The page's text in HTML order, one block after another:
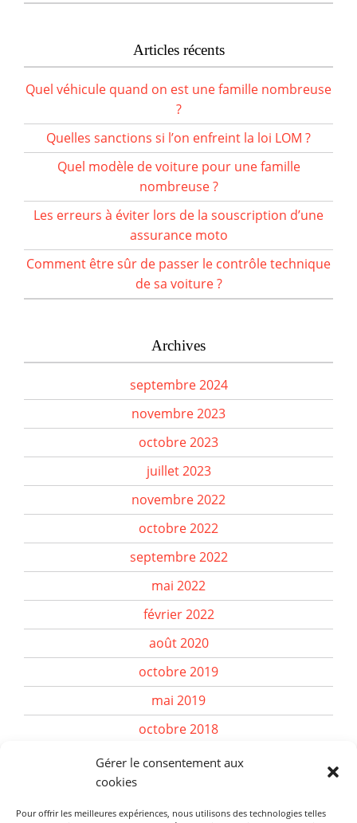
Gérer le consentement aux
cookies
Pour offrir les meilleures expériences, nous utilisons des technologies telles
Articles récents
Quel véhicule quand on est une famille nombreuse
?
Quelles sanctions si l’on enfreint la loi LOM ?
Quel modèle de voiture pour une famille
nombreuse ?
Les erreurs à éviter lors de la souscription d’une
assurance moto
Comment être sûr de passer le contrôle technique
de sa voiture ?
Archives
septembre 2024
novembre 2023
octobre 2023
juillet 2023
novembre 2022
octobre 2022
septembre 2022
mai 2022
février 2022
août 2020
octobre 2019
mai 2019
octobre 2018
décembre 2017
octobre 2014